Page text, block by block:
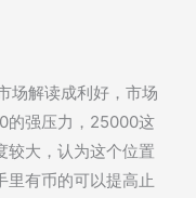
场解读成利好，市场
的强压力，25000这
较大，认为这个位置
里有币的可以提高止